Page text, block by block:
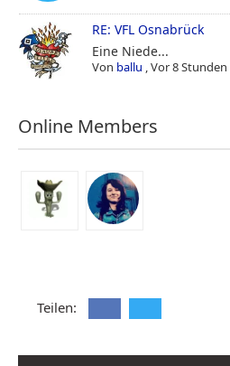
RE: VFL Osnabrück
Eine Niede...
Von ballu ,Vor 8 Stunden
Online Members
Teilen: